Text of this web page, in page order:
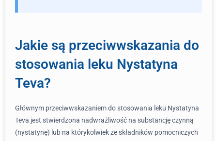
Jakie są przeciwwskazania do
stosowania leku Nystatyna
Teva?
Głównym przeciwwskazaniem do stosowania leku Nystatyna
Teva jest stwierdzona nadwrażliwość na substancję czynną
(nystatynę) lub na którykolwiek ze składników pomocniczych